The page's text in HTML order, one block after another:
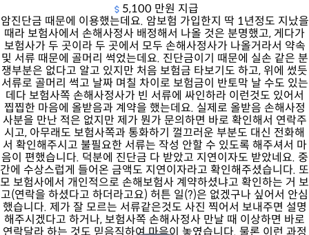
5,100 만원 지급
암진단금 때문에 이용했는데요. 암보험 가입한지 딱 1년정도 지났을
때라 보험사에서 손해사정사 배정해서 나올 것은 분명했고, 게다가
보험사가 두 곳이라 두 곳에서 모두 손해사정사가 나올거라서 약속
및 서류 때문에 골머리 썩었는데요. 진단금이기 때문에 실손 같은 분
쟁부분은 없다고 알고 있지만 처음 보험금 타보기도 하고, 위에 썼듯
서류로 골머리 썩고 날짜 며칠 차이로 보험금이 반토막 날 수도 있는
데다 보험사쪽 손해사정사가 빈 서류에 싸인하라 이런것도 있어서
찝찝한 마음에 올받음과 계약을 했는데요. 실제로 올받음 손해사정
사분을 만난 적은 없지만 제가 뭔가 문의하면 바로 확인해서 연락주
시고, 아무래도 보험사쪽과 통화하기 껄끄러운 부분도 대신 전화해
서 확인해주시고 불필요한 서류는 작성 안할 수 있도록 해주셔서 마
음이 편했습니다. 덕분에 진단금 다 받았고 지연이자도 받았네요. 중
간에 수상스럽게 들어온 금액도 지연이자라고 확인해주셨습니다. 또
모 보험사에서 개인적으로 손해보험사 계약하셨냐고 확인하는 거 보
고(연락을 하셨다고 하더라고요) 허튼 일(?)은 없겠구나 싶어서 안심
했습니다. 제가 잘 모르는 서류같은것도 사진 찍어서 보내주면 설명
해주시겠다고 하거나, 보험사쪽 손해사정사 만날 때 이상하면 바로
연락달라 하는 것도 믿음직하여 마음이 놓였습니다. 물론 이런 과정